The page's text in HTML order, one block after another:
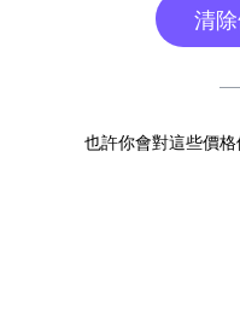
清
也許你會對這些價